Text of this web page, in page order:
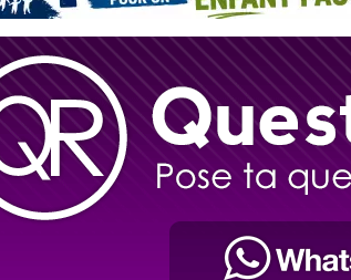
3 personnes
8 personnes
Nouvelle émission
61 personnes
Ariel vient de
Nathaniel vient de
4 personnes